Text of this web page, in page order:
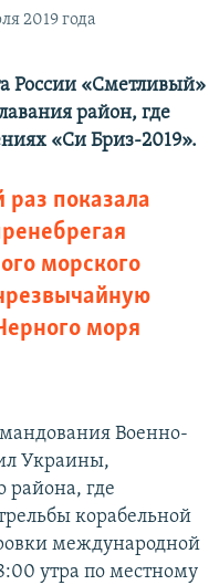
2019 года
России «Сметливый»
район, где
«Си Бриз-2019».
раз показала
морского
моря
Военно-
Украины,
района, где
корабельной
международной
утра по местному